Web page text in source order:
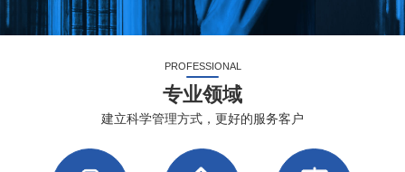
PROFESSIONAL
专业领域
建立科学管理方式，更好的服务客户